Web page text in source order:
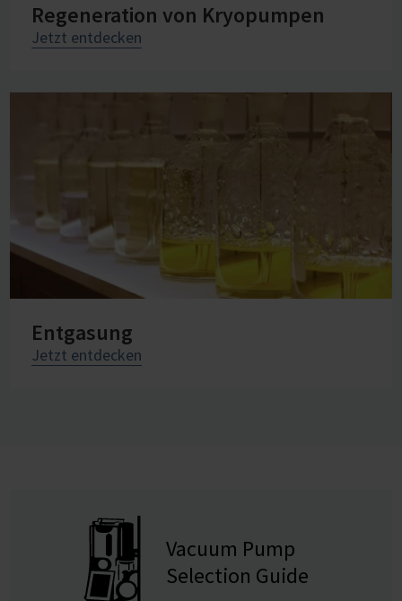
Regeneration von Kryopumpen
Jetzt entdecken
Entgasung
Jetzt entdecken
Vacuum Pump
Selection Guide